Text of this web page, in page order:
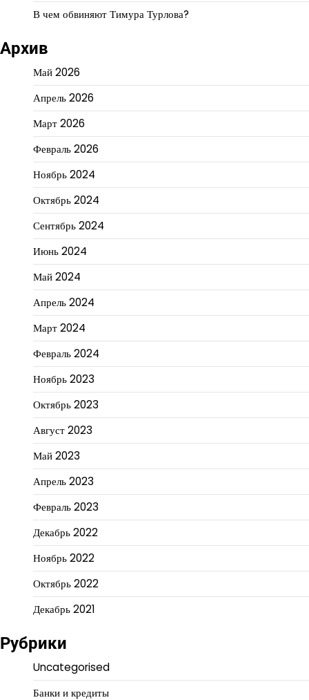
В чем обвиняют Тимура Турлова?
Архив
Май 2026
Апрель 2026
Март 2026
Февраль 2026
Ноябрь 2024
Октябрь 2024
Сентябрь 2024
Июнь 2024
Май 2024
Апрель 2024
Март 2024
Февраль 2024
Ноябрь 2023
Октябрь 2023
Август 2023
Май 2023
Апрель 2023
Февраль 2023
Декабрь 2022
Ноябрь 2022
Октябрь 2022
Декабрь 2021
Рубрики
Uncategorised
Банки и кредиты